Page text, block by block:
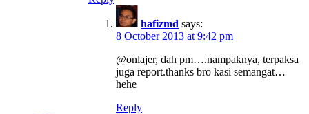
hafizmd says:
8 October 2013 at 9:42 pm
@onlajer, dah pm….nampaknya, terpaksa
juga report.thanks bro kasi semangat…
hehe
Reply